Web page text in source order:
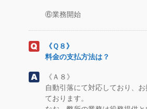
⑥業務開始
《Ｑ８》
料金の支払方法は？
《Ａ８》
自動引落にて対応しており、
ております。